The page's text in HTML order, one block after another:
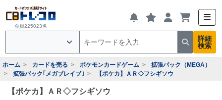
会員225023名
詳細
検索
ホーム カードを売る ポケモンカードゲーム
拡張パック（MEGA）
拡張パック｢メガブレイブ｣
【ポケカ】ＡＲ◇フシギソウ
【ポケカ】ＡＲ◇フシギソウ